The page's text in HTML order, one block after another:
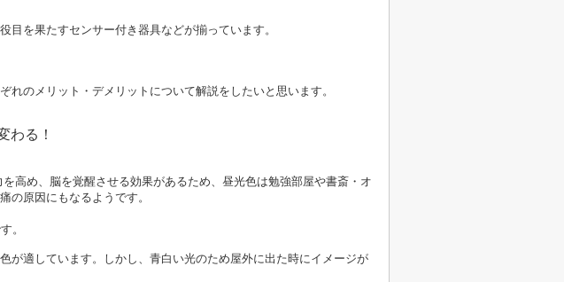
を果たすセンサー付き器具などが揃っています。
のメリット・デメリットについて解説をしたいと思います。
わる！
高め、脳を覚醒させる効果があるため、昼光色は勉強部屋や書斎・オ
の原因にもなるようです。
。
が適しています。しかし、青白い光のため屋外に出た時にイメージが